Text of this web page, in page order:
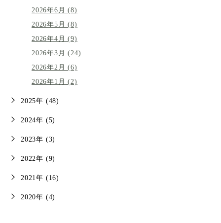
2026年6月 (8)
2026年5月 (8)
2026年4月 (9)
2026年3月 (24)
2026年2月 (6)
2026年1月 (2)
2025年 (48)
2024年 (5)
2023年 (3)
2022年 (9)
2021年 (16)
2020年 (4)